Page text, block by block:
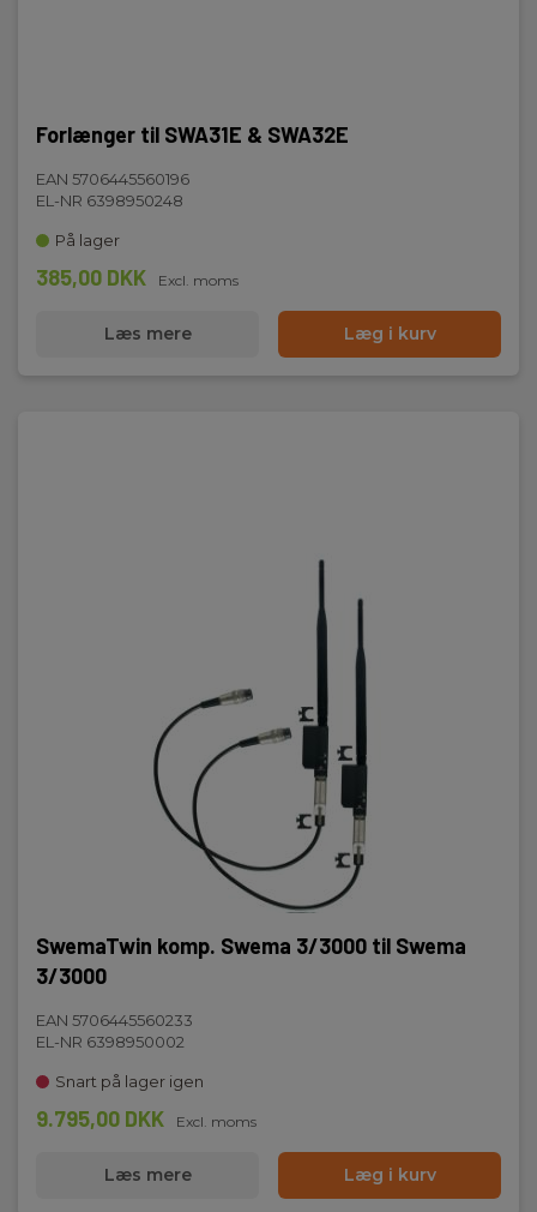
Forlænger til SWA31E & SWA32E
EAN 5706445560196
EL-NR 6398950248
På lager
385,00 DKK Excl. moms
Læs mere Læg i kurv
SwemaTwin komp. Swema 3/3000 til Swema
3/3000
EAN 5706445560233
EL-NR 6398950002
Snart på lager igen
9.795,00 DKK Excl. moms
Læs mere Læg i kurv